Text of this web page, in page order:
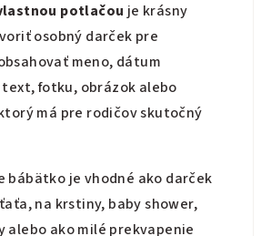
v
k
y
v
ý
p
u
potlačou je krásny
osobný darček pre
meno, dátum
fotku, obrázok alebo
má pre rodičov skutočný
bábätko je vhodné ako darček
na krstiny, baby shower,
alebo ako milé prekvapenie